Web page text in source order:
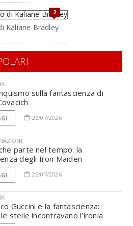
2
Kaliane Bradley
sulla fantascienza di
26/07/2026
parte nel tempo: la
degli Iron Maiden
26/07/2026
Guccini e la fantascienza:
stelle incontravano l’ironia